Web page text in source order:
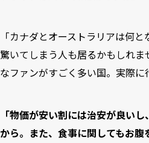
「カナダとオーストラリアは何
驚いてしまう人も居るかもしれ
なファンがすごく多い国。実際に
「物価が安い割には治安が良い
から。また、食事に関してもお